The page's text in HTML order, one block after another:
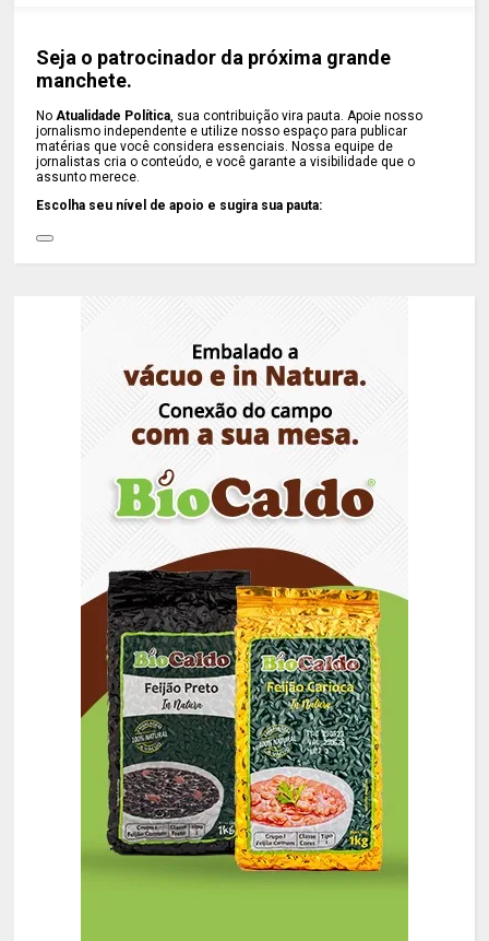
Seja o patrocinador da próxima grande
manchete.
No Atualidade Política , sua contribuição vira pauta. Apoie nosso
jornalismo independente e utilize nosso espaço para publicar
matérias que você considera essenciais. Nossa equipe de
jornalistas cria o conteúdo, e você garante a visibilidade que o
assunto merece.
Escolha seu nível de apoio e sugira sua pauta: